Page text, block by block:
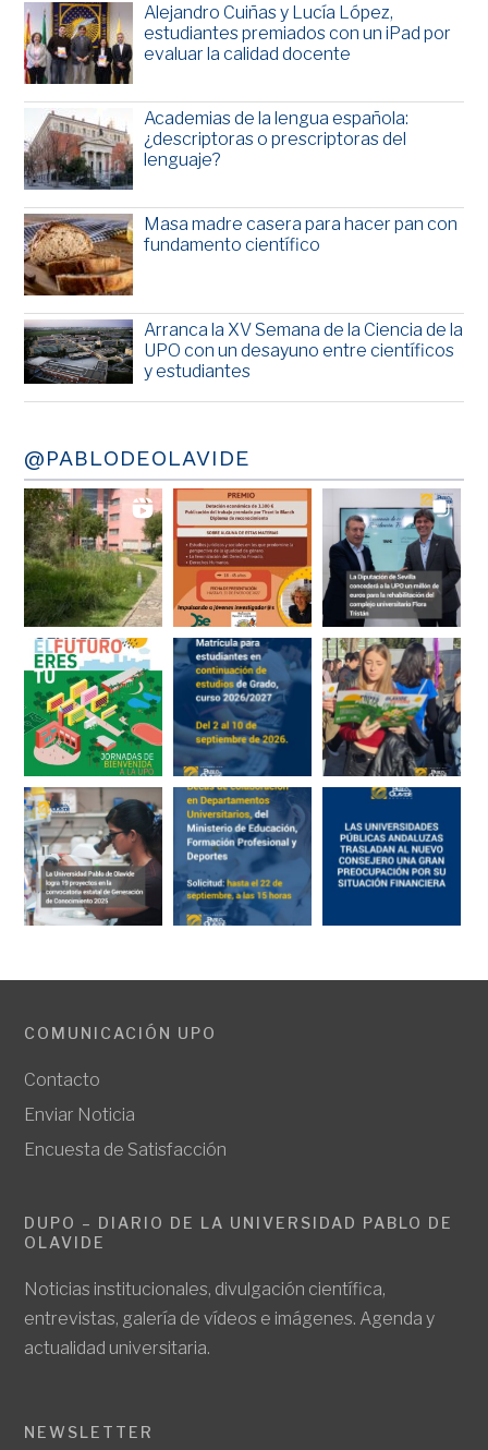
Alejandro Cuiñas y Lucía López,
estudiantes premiados con un iPad por
evaluar la calidad docente
Academias de la lengua española:
¿descriptoras o prescriptoras del
lenguaje?
Masa madre casera para hacer pan con
fundamento científico
Arranca la XV Semana de la Ciencia de la
UPO con un desayuno entre científicos
y estudiantes
@PABLODEOLAVIDE
COMUNICACIÓN UPO
Contacto
Enviar Noticia
Encuesta de Satisfacción
DUPO – DIARIO DE LA UNIVERSIDAD PABLO DE
OLAVIDE
Noticias institucionales, divulgación científica,
entrevistas, galería de vídeos e imágenes. Agenda y
actualidad universitaria.
NEWSLETTER